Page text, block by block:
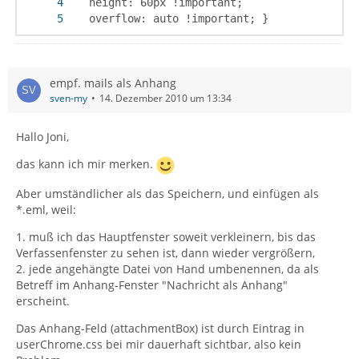
   overflow: auto !important; }
empf. mails als Anhang
sven-my 14. Dezember 2010 um 13:34
Hallo Joni,
das kann ich mir merken.
Aber umständlicher als das Speichern, und einfügen als
*.eml, weil:
1. muß ich das Hauptfenster soweit verkleinern, bis das
Verfassenfenster zu sehen ist, dann wieder vergrößern,
2. jede angehängte Datei von Hand umbenennen, da als
Betreff im Anhang-Fenster "Nachricht als Anhang"
erscheint.
Das Anhang-Feld (attachmentBox) ist durch Eintrag in
userChrome.css bei mir dauerhaft sichtbar, also kein